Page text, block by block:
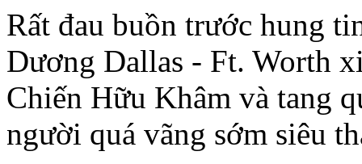
Rất đau buồn trước hung
Dương Dallas - Ft. Worth
Chiến Hữu Khâm và tang
người quá vãng sớm siêu